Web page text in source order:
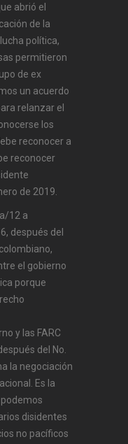
abrió el
de la
política,
permitieron
de ex
un acuerdo
relanzar el
los
reconocer a
reconocer
de 2019.
12 a
después del
el gobierno
porque
y las FARC
del No.
la negociación
Es la
disidentes
no pacíficos